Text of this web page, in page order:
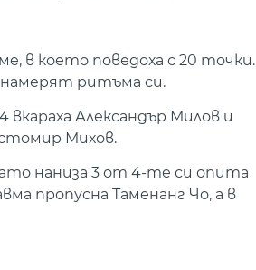
в което поведоха с 20 точки.
намерят ритъма си.
вкараха Александър Милов и
Михов.
наниза 3 от 4-те си опита
пропусна Таменанг Чо, а в